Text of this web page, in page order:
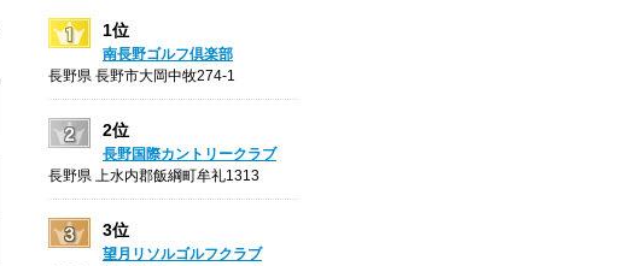
1位
南長野ゴルフ倶楽部
長野県 長野市大岡中牧274-1
2位
長野国際カントリークラブ
長野県 上水内郡飯綱町牟礼1313
3位
望月リソルゴルフクラブ